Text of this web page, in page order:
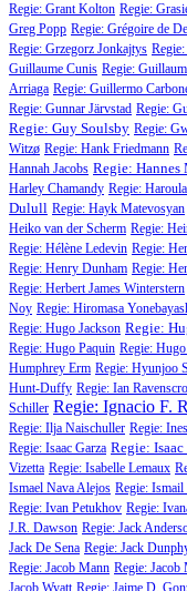
Regie: Grant Kolton Regie:
Greg Popp Regie: Grégoire de
Regie: Grzegorz Jonkajtys
Guillaume Cunis Regie:
Arriaga Regie: Guillermo
Regie: Gunnar Järvstad Regie:
Regie: Guy Soulsby Regie:
Witzø Regie: Hank Friedmann
Hannah Jacobs Regie: Hannes
Harley Chamandy Regie:
Dulull Regie: Hayk Matevosyan
Heiko van der Scherm Regie:
Regie: Hélène Ledevin Regie:
Regie: Henry Dunham Regie:
Regie: Herbert James Winterstern
Noy Regie: Hiromasa
Regie: Hugo Jackson Regie:
Regie: Hugo Paquin Regie:
Humphrey Erm Regie: Hyunjoo
Hunt-Duffy Regie: Ian
Schiller Regie: Ignacio F.
Regie: Ilja Naischuller Regie:
Regie: Isaac Garza Regie:
Vizetta Regie: Isabelle Lemaux
Ismael Nava Alejos Regie: Ismail
Regie: Ivan Petukhov Regie:
J.R. Dawson Regie: Jack
Jack De Sena Regie: Jack
Regie: Jacob Mann Regie: Jacob
Jacob Wyatt Regie: Jaime D.